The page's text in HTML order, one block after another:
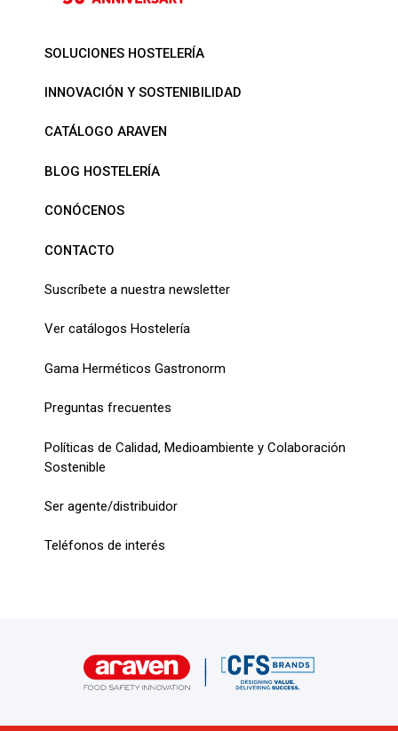
SOLUCIONES HOSTELERÍA
INNOVACIÓN Y SOSTENIBILIDAD
CATÁLOGO ARAVEN
BLOG HOSTELERÍA
CONÓCENOS
CONTACTO
Suscríbete a nuestra newsletter
Ver catálogos Hostelería
Gama Herméticos Gastronorm
Preguntas frecuentes
Políticas de Calidad, Medioambiente y Colaboración
Sostenible
Ser agente/distribuidor
Teléfonos de interés